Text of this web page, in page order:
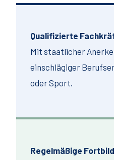
Qualifizierte
Mit staatlicher
einschlägiger
oder Sport.
Regelmäßige